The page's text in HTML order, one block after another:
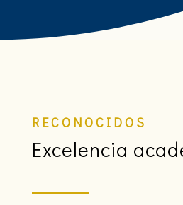
RECONOCIDOS
Excelencia